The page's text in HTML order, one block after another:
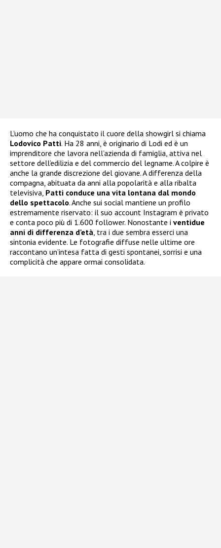
L’uomo che ha conquistato il cuore della showgirl si chiama
Lodovico Patti. Ha 28 anni, è originario di Lodi ed è un
imprenditore che lavora nell’azienda di famiglia, attiva nel
settore dell’edilizia e del commercio del legname. A colpire è
anche la grande discrezione del giovane. A differenza della
compagna, abituata da anni alla popolarità e alla ribalta
televisiva, Patti conduce una vita lontana dal mondo
dello spettacolo. Anche sui social mantiene un profilo
estremamente riservato: il suo account Instagram è privato
e conta poco più di 1.600 follower. Nonostante i ventidue
anni di differenza d’età , tra i due sembra esserci una
sintonia evidente. Le fotografie diffuse nelle ultime ore
raccontano un’intesa fatta di gesti spontanei, sorrisi e una
complicità che appare ormai consolidata.